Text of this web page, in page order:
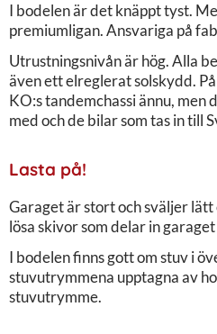
I bodelen är det knäppt tyst.
premiumligan. Ansvariga på
Utrustningsnivån är hög. Alla
även ett elreglerat solskydd.
KO:s tandemchassi ännu,
med och de bilar som tas in till
Lasta på!
Garaget är stort och sväljer
lösa skivor som delar in
I bodelen finns gott om stuv i
stuvutrymmena upptagna av
stuvutrymme.